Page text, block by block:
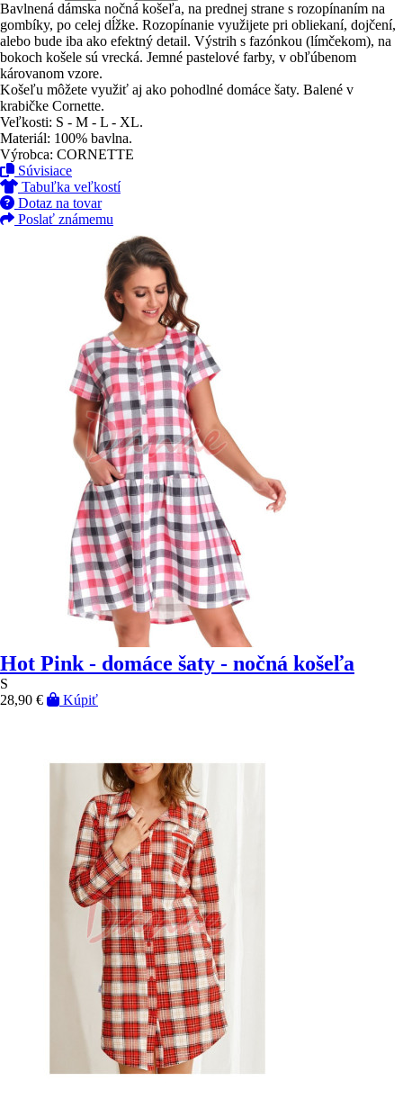
Bavlnená dámska nočná košeľa, na prednej strane s rozopínaním na
gombíky, po celej dĺžke. Rozopínanie využijete pri obliekaní, dojčení,
alebo bude iba ako efektný detail. Výstrih s fazónkou (límčekom), na
bokoch košele sú vrecká. Jemné pastelové farby, v obľúbenom
károvanom vzore.
Košeľu môžete využiť aj ako pohodlné domáce šaty. Balené v
krabičke Cornette.
Veľkosti: S - M - L - XL.
Materiál: 100% bavlna.
Výrobca: CORNETTE
Súvisiace
Tabuľka veľkostí
Dotaz na tovar
Poslať známemu
Hot Pink - domáce šaty - nočná košeľa
S
28,90 €
Kúpiť